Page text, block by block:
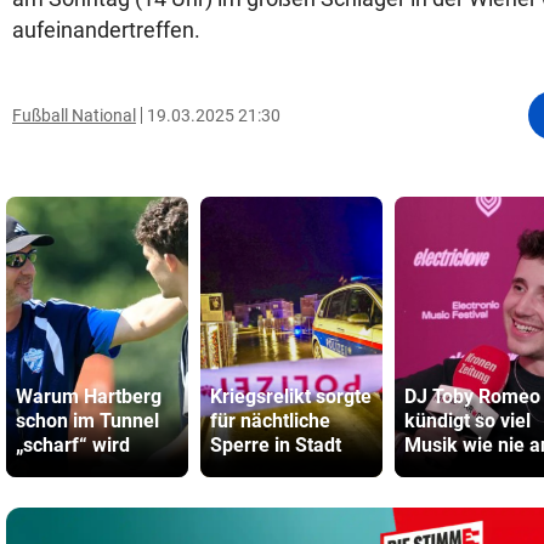
aufeinandertreffen.
Fußball National 19.03.2025 21:30
Warum Hartberg
schon im Tunnel
„scharf“ wird
Kriegsrelikt sorgte
für nächtliche
Sperre in Stadt
DJ Toby Romeo
kündigt so viel
Musik wie nie